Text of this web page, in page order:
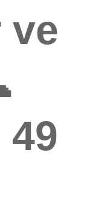
ve
49